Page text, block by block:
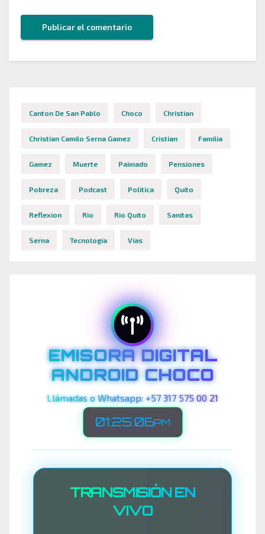
Canton De San Pablo Choco Christian
Christian Camilo Serna Gamez Cristian Familia
Gamez Muerte Paimado Pensiones
Pobreza Podcast Politica Quito
Reflexion Rio Rio Quito Sanitas
Serna Tecnologia Vias
EMISORA DIGITAL
ANDROID CHOCO
Llámadas o Whatsapp: +57 317 575 00 21
01:25:09PM
TRANSMISIÓN EN
VIVO